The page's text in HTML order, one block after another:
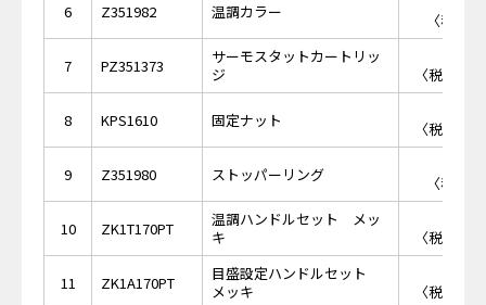
6 Z351982 温調カラー
〈税抜
7 PZ351373
サーモスタットカートリッ
ジ
〈税抜価
8 KPS1610 固定ナット
〈税抜価
9 Z351980 ストッパーリング
〈税抜
10 ZK1T170PT
温調ハンドルセット メッ
キ
〈税抜価
11 ZK1A170PT
目盛設定ハンドルセット
メッキ
〈税抜価